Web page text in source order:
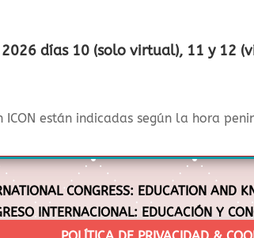
días 10 (solo virtual), 11 y 12
están indicadas según la hora
CONGRESS: EDUCATION AND
INTERNACIONAL: EDUCACIÓN Y
INTERNACIONAL: EDUCACIÓ I